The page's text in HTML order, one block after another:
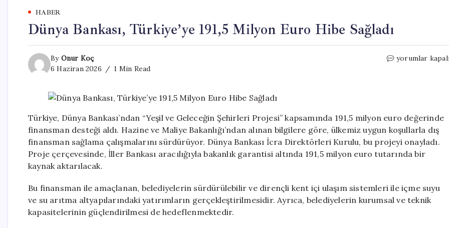
HABER
Dünya Bankası, Türkiye’ye 191,5 Milyon Euro Hibe Sağladı
By Onur Koç
6 Haziran 2026
1 Min Read
Dünya
Hibe
Sağladı
için
yorumlar
Türkiye, Dünya Bankası’ndan “Yeşil ve Geleceğin Şehirleri Projesi” kapsamında 191,5 milyon euro değerinde
finansman desteği aldı. Hazine ve Maliye Bakanlığı’ndan alınan bilgilere göre, ülkemiz uygun koşullarla dış
finansman sağlama çalışmalarını sürdürüyor. Dünya Bankası İcra Direktörleri Kurulu, bu projeyi onayladı.
Proje çerçevesinde, İller Bankası aracılığıyla bakanlık garantisi altında 191,5 milyon euro tutarında bir
kaynak aktarılacak.
Bu finansman ile amaçlanan, belediyelerin sürdürülebilir ve dirençli kent içi ulaşım sistemleri ile içme suyu
ve su arıtma altyapılarındaki yatırımların gerçekleştirilmesidir. Ayrıca, belediyelerin kurumsal ve teknik
kapasitelerinin güçlendirilmesi de hedeflenmektedir.